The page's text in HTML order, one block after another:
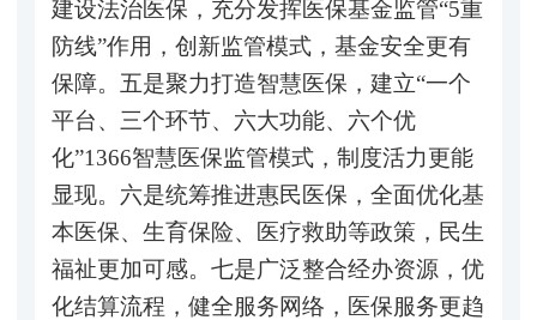
建设法治医保，充分发挥医保基金监管“5重
防线”作用，创新监管模式，基金安全更有
保障。五是聚力打造智慧医保，建立“一个
平台、三个环节、六大功能、六个优
化”1366智慧医保监管模式，制度活力更能
显现。六是统筹推进惠民医保，全面优化基
本医保、生育保险、医疗救助等政策，民生
福祉更加可感。七是广泛整合经办资源，优
化结算流程，健全服务网络，医保服务更趋